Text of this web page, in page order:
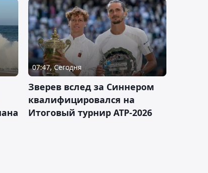
07:47, Сегодня
Зверев вслед за Синнером
квалифицировался на
Итоговый турнир ATP-2026